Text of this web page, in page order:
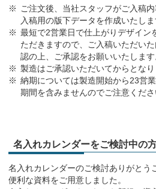
ご注文後、当社スタッフがご入稿
入稿用の版下データを作成いたしま
最短で2営業日で仕上がりデザイン
ただきますので、ご入稿いただい
認の上、ご承認をお願いいたします
製造はご承認いただいてからとなり
納期については製造開始から23営
期間を含みませんのでご注意くださ
名入れカレンダーをご検討中の
名入れカレンダーのご検討ありがとう
便利な資料をご用意しました。